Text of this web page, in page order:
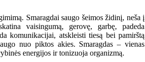
Smaragdai saugo šeimos židinį, neša į
vaisingumą, gerovę, garbę, padeda
komunikacijai, atskleisti tiesą bei pamirštą
nuo piktos akies. Smaragdas – vienas
energijos ir tonizuoja organizmą.